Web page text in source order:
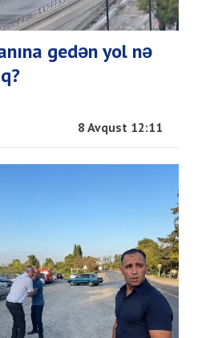
gedən yol nə
8 Avqust 12:11